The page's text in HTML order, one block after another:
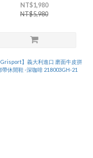
NT$1,980
NT$5,980